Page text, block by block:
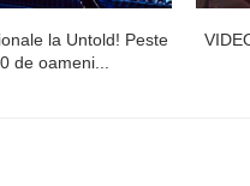
la Untold! Peste
de oameni...